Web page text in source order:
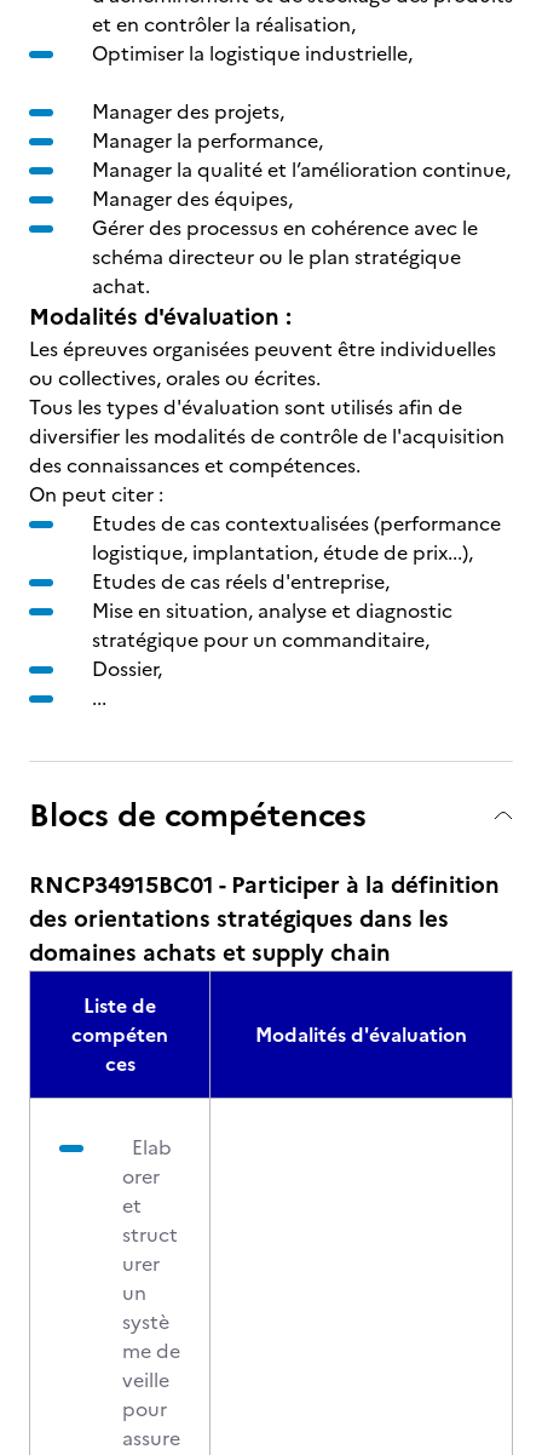
et en contrôler la réalisation,
Optimiser la logistique industrielle,
Manager des projets,
Manager la performance,
Manager la qualité et l’amélioration continue,
Manager des équipes,
Gérer des processus en cohérence avec le
schéma directeur ou le plan stratégique
achat.
Modalités d'évaluation :
Les épreuves organisées peuvent être individuelles
ou collectives, orales ou écrites.
Tous les types d'évaluation sont utilisés afin de
diversifier les modalités de contrôle de l'acquisition
des connaissances et compétences.
On peut citer :
Etudes de cas contextualisées (performance
logistique, implantation, étude de prix...),
Etudes de cas réels d'entreprise,
Mise en situation, analyse et diagnostic
stratégique pour un commanditaire,
Dossier,
...
Blocs de compétences
RNCP34915BC01 - Participer à la définition
des orientations stratégiques dans les
domaines achats et supply chain
Liste de
compéten
ces
Modalités d'évaluation
Elab
orer
et
struct
urer
un
systè
me de
veille
pour
assure